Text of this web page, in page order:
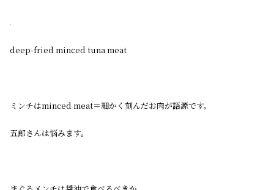
deep-fried minced tuna meat
ミンチはminced meat＝細かく刻んだお肉が語源です。
五郎さんは悩みます。